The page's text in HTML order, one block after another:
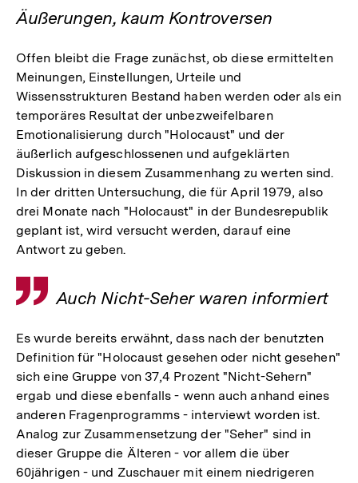
Äußerungen, kaum Kontroversen
Offen bleibt die Frage zunächst, ob diese ermittelten
Meinungen, Einstellungen, Urteile und
Wissensstrukturen Bestand haben werden oder als ein
temporäres Resultat der unbezweifelbaren
Emotionalisierung durch "Holocaust" und der
äußerlich aufgeschlossenen und aufgeklärten
Diskussion in diesem Zusammenhang zu werten sind.
In der dritten Untersuchung, die für April 1979, also
drei Monate nach "Holocaust" in der Bundesrepublik
geplant ist, wird versucht werden, darauf eine
Antwort zu geben.
Zitat Auch Nicht-Seher waren informiert
Es wurde bereits erwähnt, dass nach der benutzten
Definition für "Holocaust gesehen oder nicht gesehen"
sich eine Gruppe von 37,4 Prozent "Nicht-Sehern"
ergab und diese ebenfalls - wenn auch anhand eines
anderen Fragenprogramms - interviewt worden ist.
Analog zur Zusammensetzung der "Seher" sind in
dieser Gruppe die Älteren - vor allem die über
60jährigen - und Zuschauer mit einem niedrigeren